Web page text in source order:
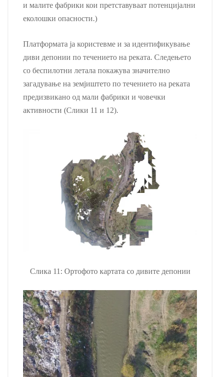
и малите фабрики кои претставуваат потенцијални
еколошки опасности.)
Платформата ја користевме и за идентификување
диви депонии по течението на реката. Следењето
со беспилотни летала покажува значително
загадување на земјиштето по течението на реката
предизвикано од мали фабрики и човечки
активности (Слики 11 и 12).
Слика 11: Ортофото картата со дивите депонии